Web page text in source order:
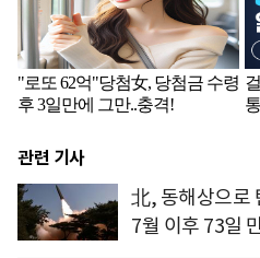
관련 기사
北, 동해상으로
7월 이후 73일